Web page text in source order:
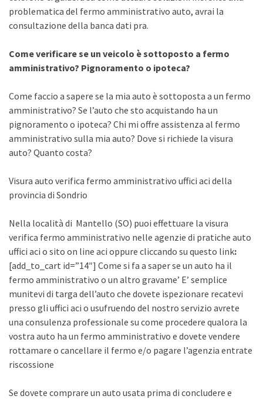
problematica del fermo amministrativo auto, avrai la
consultazione della banca dati pra.
Come verificare se un veicolo è sottoposto a fermo
amministrativo? Pignoramento o ipoteca?
Come faccio a sapere se la mia auto è sottoposta a un fermo
amministrativo? Se l’auto che sto acquistando ha un
pignoramento o ipoteca? Chi mi offre assistenza al fermo
amministrativo sulla mia auto? Dove si richiede la visura
auto? Quanto costa?
Visura auto verifica fermo amministrativo uffici aci della
provincia di Sondrio
Nella località di Mantello (SO) puoi effettuare la visura
verifica fermo amministrativo nelle agenzie di pratiche auto
uffici aci o sito on line aci oppure cliccando su questo link:
[add_to_cart id=”14″] Come si fa a saper se un auto ha il
fermo amministrativo o un altro gravame’ E’ semplice
munitevi di targa dell’auto che dovete ispezionare recatevi
presso gli uffici aci o usufruendo del nostro servizio avrete
una consulenza professionale su come procedere qualora la
vostra auto ha un fermo amministrativo e dovete vendere
rottamare o cancellare il fermo e/o pagare l’agenzia entrate
riscossione
Se dovete comprare un auto usata prima di concludere e